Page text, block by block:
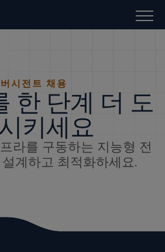
버시전트 채용
한 단계 더 도
키세요
라를 구동하는 지능형 전
계하고 최적화하세요.